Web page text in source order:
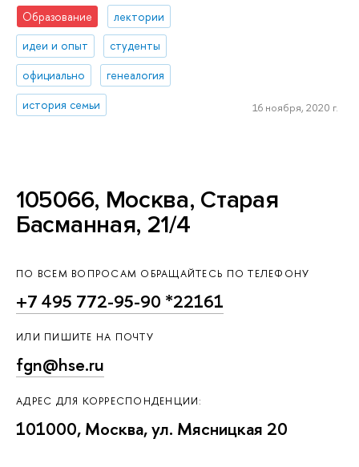
Образование
лектории
идеи и опыт
студенты
официально
генеалогия
история семьи
16 ноября, 2020 г.
105066, Москва, Старая
Басманная, 21/4
ПО ВСЕМ ВОПРОСАМ ОБРАЩАЙТЕСЬ ПО ТЕЛЕФОНУ
+7 495 772-95-90 *22161
ИЛИ ПИШИТЕ НА ПОЧТУ
fgn@hse.ru
АДРЕС ДЛЯ КОРРЕСПОНДЕНЦИИ:
101000, Москва, ул. Мясницкая 20